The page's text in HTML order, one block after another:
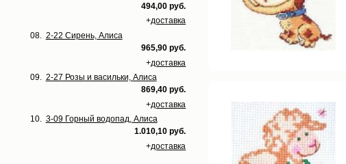
494,00 руб.
+доставка
08. 2-22 Сирень, Алиса
965,90 руб.
+доставка
09. 2-27 Розы и васильки, Алиса
869,40 руб.
+доставка
10. 3-09 Горный водопад, Алиса
1.010,10 руб.
+доставка